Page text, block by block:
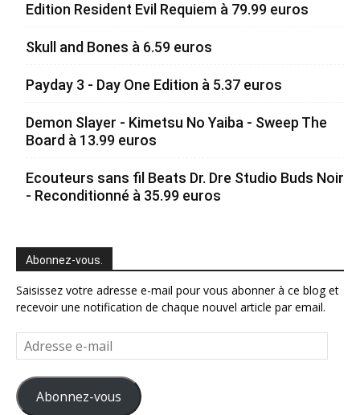
Edition Resident Evil Requiem à 79.99 euros
Skull and Bones à 6.59 euros
Payday 3 - Day One Edition à 5.37 euros
Demon Slayer - Kimetsu No Yaiba - Sweep The
Board à 13.99 euros
Ecouteurs sans fil Beats Dr. Dre Studio Buds Noir
- Reconditionné à 35.99 euros
Abonnez-vous.
Saisissez votre adresse e-mail pour vous abonner à ce blog et
recevoir une notification de chaque nouvel article par email.
Adresse
e-
mail
Abonnez-vous